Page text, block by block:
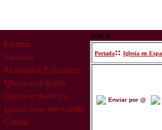
Portada
Vaticano
Realidades Eclesiales
Iglesia en España
Iglesia en América
Iglesia resto del mundo
Cultura
www
Portada:: Iglesia en
Enviar por @